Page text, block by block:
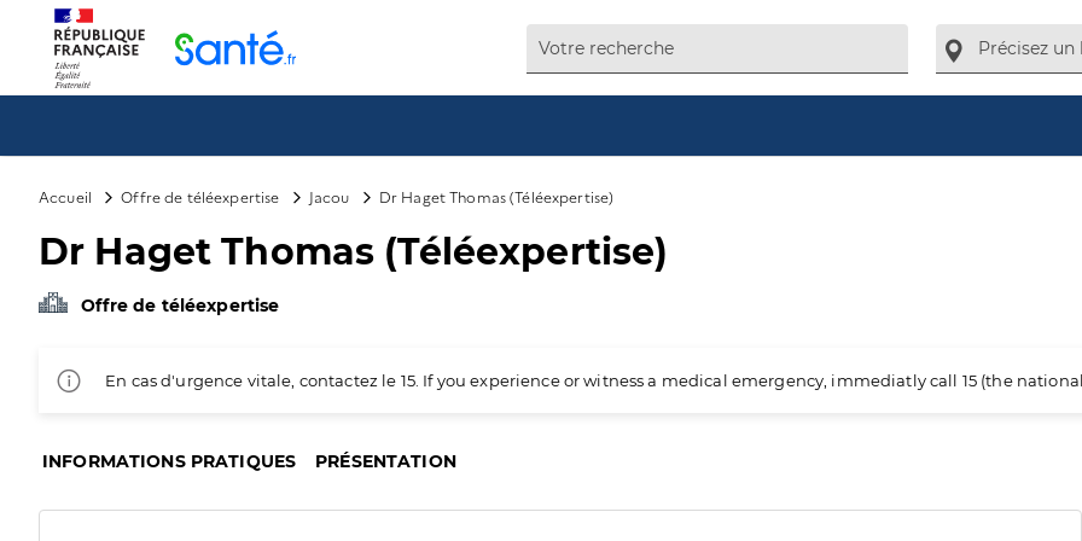
Accueil Offre de téléexpertise Jacou Dr Haget Thomas (Téléexpertise)
Dr Haget Thomas (Téléexpertise)
Offre de téléexpertise
En cas d'urgence vitale, contactez le 15. If you experience or witness a medical emergency, immediatly call 15 (the
INFORMATIONS PRATIQUES PRÉSENTATION
Panneau de gestion des cookies